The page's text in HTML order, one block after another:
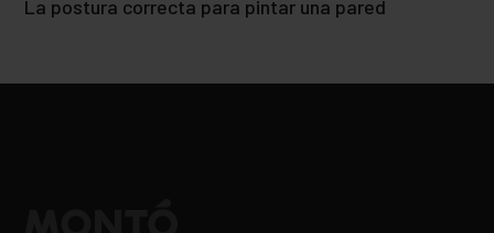
La postura correcta para pintar una pared